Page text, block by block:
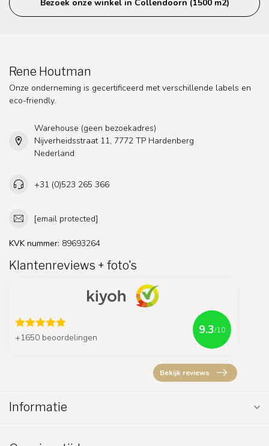
Bezoek onze winkel in Collendoorn (1500 m2)
Rene Houtman
Onze onderneming is gecertificeerd met verschillende labels en
eco-friendly.
Warehouse (geen bezoekadres)
Nijverheidsstraat 11, 7772 TP Hardenberg
Nederland
+31 (0)523 265 366
[email protected]
KVK nummer: 89693264
Klantenreviews + foto's
+1650 beoordelingen
9.3/10
Bekijk reviews
Informatie